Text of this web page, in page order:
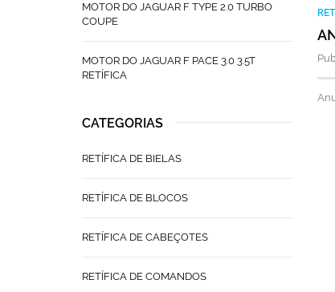
MOTOR DO JAGUAR F TYPE 2.0 TURBO
COUPE
MOTOR DO JAGUAR F PACE 3.0 3.5T
RETÍFICA
CATEGORIAS
RETÍFICA DE BIELAS
RETÍFICA DE BLOCOS
RETÍFICA DE CABEÇOTES
RETÍFICA DE COMANDOS